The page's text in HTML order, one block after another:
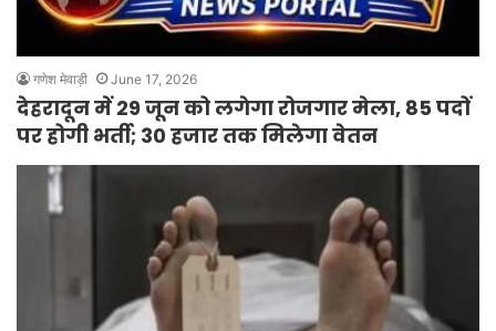
गणेश मेवाड़ी June 17, 2026
देहरादून में 29 जून को लगेगा रोजगार मेला, 85 पदों
पर होगी भर्ती; 30 हजार तक मिलेगा वेतन